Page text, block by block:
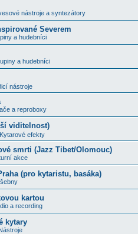
nástroje a syntezátory
Severem
a hudebníci
a hudebníci
nástroje
a reproboxy
viditelnost)
Kytarové efekty
smrti (Jazz Tibet/Olomouc)
akce
(pro kytaristu, basáka)
kartou
a recording
kytary